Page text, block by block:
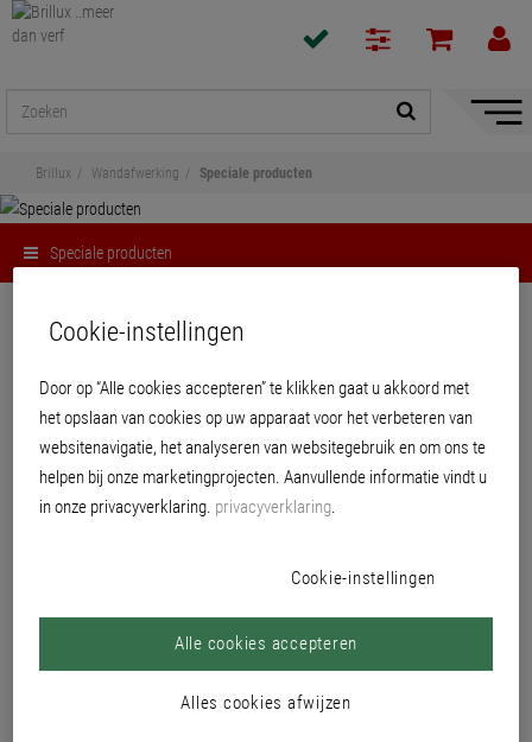
Brillux Wandafwerking Speciale producten
Speciale producten
Speciale producten
PRODUCTEN
Cookie-instellingen
Door op “Alle cookies accepteren” te klikken gaat u akkoord met
het opslaan van cookies op uw apparaat voor het verbeteren van
websitenavigatie, het analyseren van websitegebruik en om ons te
helpen bij onze marketingprojecten. Aanvullende informatie vindt u
in onze privacyverklaring. privacyverklaring.
Cookie-instellingen
Alles cookies afwijzen
Alle cookies accepteren